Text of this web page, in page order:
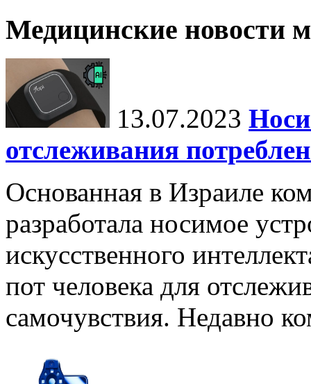
Медицинские новости
13.07.2023
отслеживания
Основанная в Израиле
разработала носимое
искусственного
пот человека для
самочувствия. Недавно